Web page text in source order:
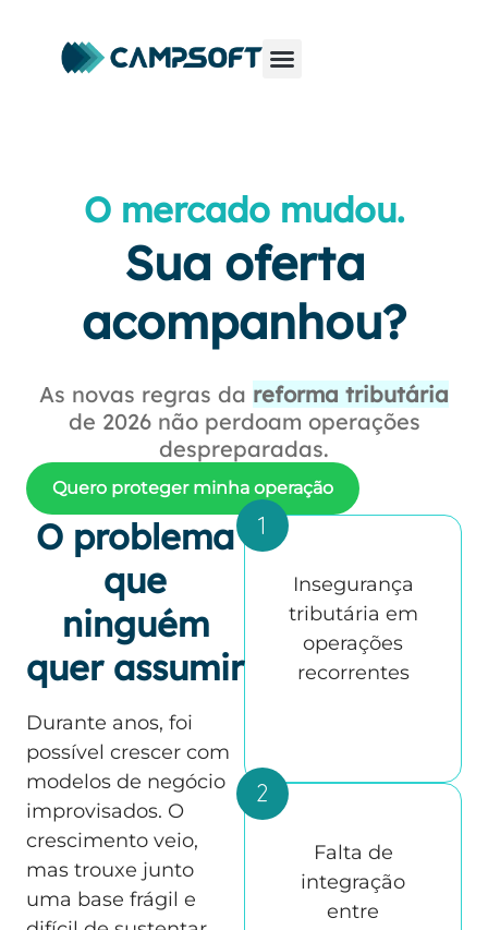
O mercado mudou.
Sua oferta
acompanhou?
As novas regras da reforma tributária
de 2026 não perdoam operações
despreparadas.
Quero proteger minha operação
O problema
que
ninguém
quer assumir
Durante anos, foi
possível crescer com
modelos de negócio
improvisados. O
crescimento veio,
mas trouxe junto
uma base frágil e
Insegurança
tributária em
operações
recorrentes
Falta de
integração
entre